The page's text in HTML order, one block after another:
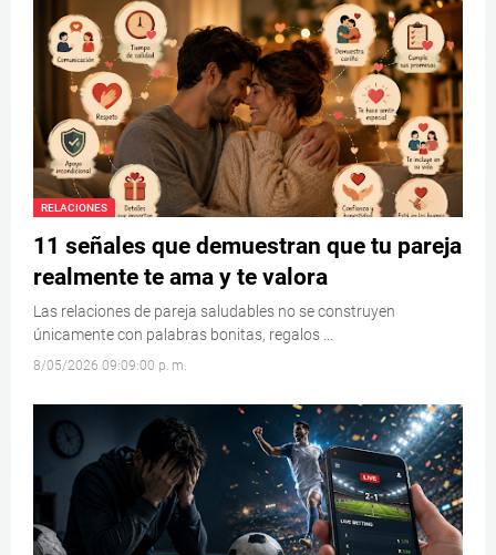
RELACIONES
11 señales que demuestran que tu pareja
realmente te ama y te valora
Las relaciones de pareja saludables no se construyen
únicamente con palabras bonitas, regalos …
8/05/2026 09:09:00 p. m.